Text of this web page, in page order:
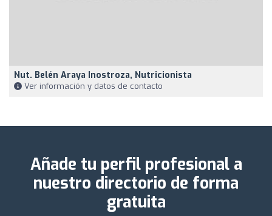
Nut. Belén Araya Inostroza, Nutricionista
Ver información y datos de contacto
Añade tu perfil profesional a
nuestro directorio de forma
gratuita